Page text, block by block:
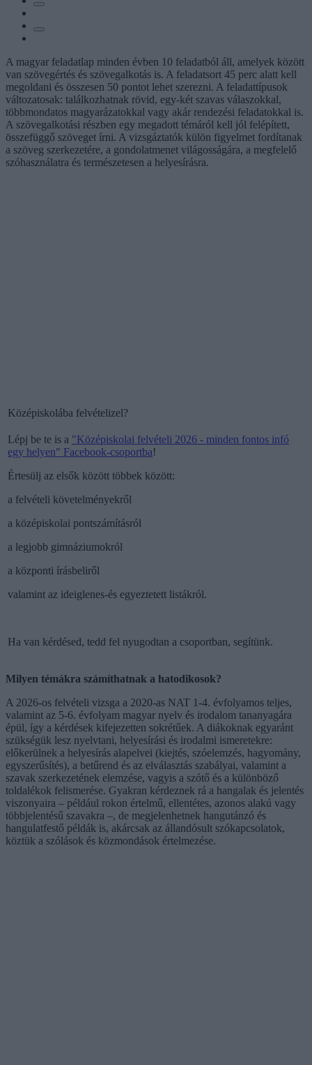
A magyar feladatlap minden évben 10 feladatból áll, amelyek között
van szövegértés és szövegalkotás is. A feladatsort 45 perc alatt kell
megoldani és összesen 50 pontot lehet szerezni. A feladattípusok
változatosak: találkozhatnak rövid, egy-két szavas válaszokkal,
többmondatos magyarázatokkal vagy akár rendezési feladatokkal is.
A szövegalkotási részben egy megadott témáról kell jól felépített,
összefüggő szöveget írni. A vizsgáztatók külön figyelmet fordítanak
a szöveg szerkezetére, a gondolatmenet világosságára, a megfelelő
szóhasználatra és természetesen a helyesírásra.
Középiskolába felvételizel?
Lépj be te is a "Középiskolai felvételi 2026 - minden fontos infó
egy helyen" Facebook-csoportba!
Értesülj az elsők között többek között:
a felvételi követelményekről
a középiskolai pontszámításról
a legjobb gimnáziumokról
a központi írásbeliről
valamint az ideiglenes-és egyeztetett listákról.
Ha van kérdésed, tedd fel nyugodtan a csoportban, segítünk.
Milyen témákra számíthatnak a hatodikosok?
A 2026-os felvételi vizsga a 2020-as NAT 1-4. évfolyamos teljes,
valamint az 5-6. évfolyam magyar nyelv és irodalom tananyagára
épül, így a kérdések kifejezetten sokrétűek. A diákoknak egyaránt
szükségük lesz nyelvtani, helyesírási és irodalmi ismeretekre:
előkerülnek a helyesírás alapelvei (kiejtés, szóelemzés, hagyomány,
egyszerűsítés), a betűrend és az elválasztás szabályai, valamint a
szavak szerkezetének elemzése, vagyis a szótő és a különböző
toldalékok felismerése. Gyakran kérdeznek rá a hangalak és jelentés
viszonyaira – például rokon értelmű, ellentétes, azonos alakú vagy
többjelentésű szavakra –, de megjelenhetnek hangutánzó és
hangulatfestő példák is, akárcsak az állandósult szókapcsolatok,
köztük a szólások és közmondások értelmezése.